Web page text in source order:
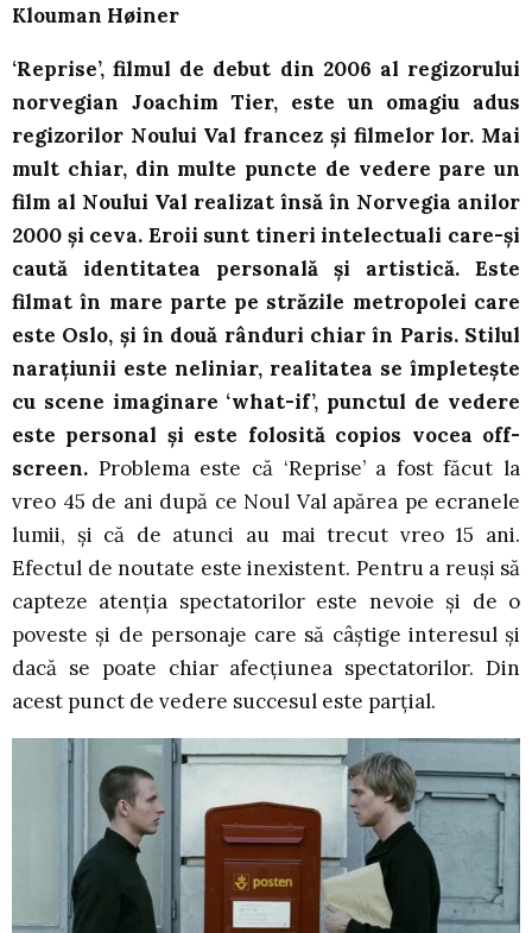
Klouman Høiner
‘Reprise’, filmul de debut din 2006 al regizorului
norvegian Joachim Tier, este un omagiu adus
regizorilor Noului Val francez și filmelor lor. Mai
mult chiar, din multe puncte de vedere pare un
film al Noului Val realizat însă în Norvegia anilor
2000 și ceva. Eroii sunt tineri intelectuali care-și
caută identitatea personală și artistică. Este
filmat în mare parte pe străzile metropolei care
este Oslo, și în două rânduri chiar în Paris. Stilul
narațiunii este neliniar, realitatea se împletește
cu scene imaginare ‘what-if’, punctul de vedere
este personal și este folosită copios vocea off-
screen. Problema este că ‘Reprise’ a fost făcut la
vreo 45 de ani după ce Noul Val apărea pe ecranele
lumii, și că de atunci au mai trecut vreo 15 ani.
Efectul de noutate este inexistent. Pentru a reuși să
capteze atenția spectatorilor este nevoie și de o
poveste și de personaje care să câștige interesul și
dacă se poate chiar afecțiunea spectatorilor. Din
acest punct de vedere succesul este parțial.